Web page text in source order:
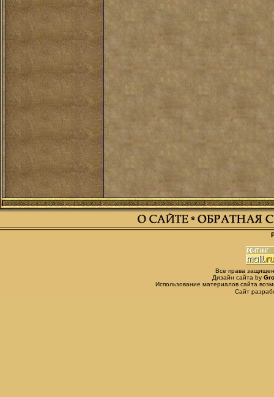
Все права
Дизайн сайта by
Использование материалов сайта
Сайт